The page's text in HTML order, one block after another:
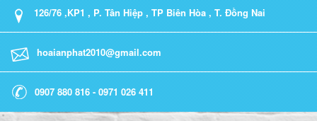
126/76 ,KP1 , P. Tân Hiệp , TP Biên Hòa , T. Đồng Nai
hoaianphat2010@gmail.com
0907 880 816 - 0971 026 411